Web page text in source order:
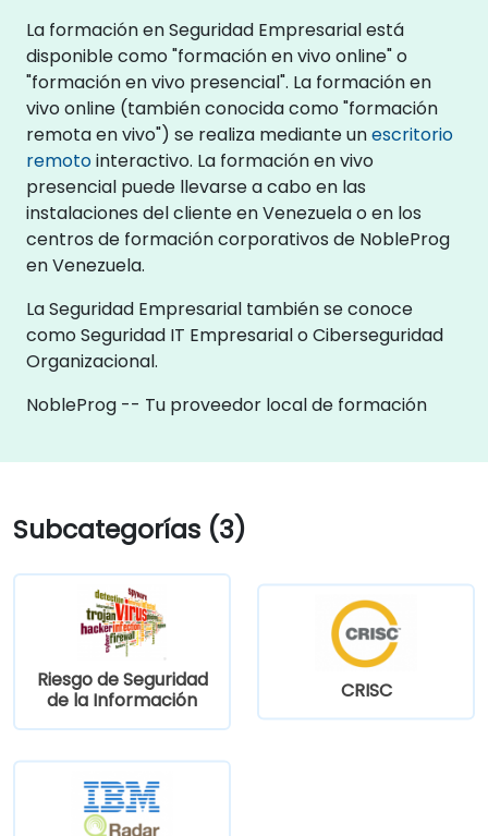
La formación en Seguridad Empresarial está
disponible como "formación en vivo online" o
"formación en vivo presencial". La formación en
vivo online (también conocida como "formación
remota en vivo") se realiza mediante unescritorio
remotointeractivo. La formación en vivo
presencial puede llevarse a cabo en las
instalaciones del cliente en Venezuela o en los
centros de formación corporativos de NobleProg
en Venezuela.
La Seguridad Empresarial también se conoce
como Seguridad IT Empresarial o Ciberseguridad
Organizacional.
NobleProg -- Tu proveedor local de formación
Subcategorías (3)
Riesgo de Seguridad
de la Información
CRISC